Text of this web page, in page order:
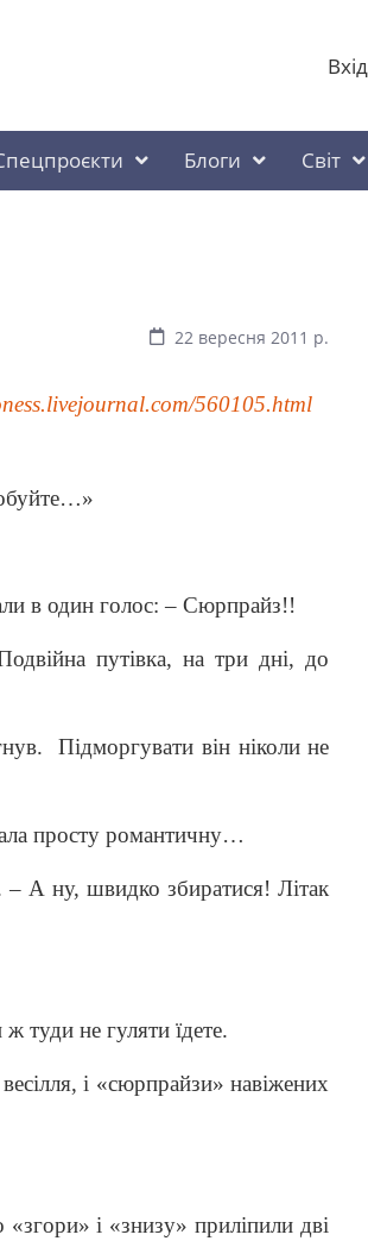
Вхід
Блоги Світ
22 вересня 2011 р.
560105.html
в один голос: – Сюрпрайз!!
путівка, на три дні, до
Підморгувати він ніколи не
просту романтичну…
А ну, швидко збиратися! Літак
туди не гуляти їдете.
і «сюрпрайзи» навіжених
і «знизу» приліпили дві